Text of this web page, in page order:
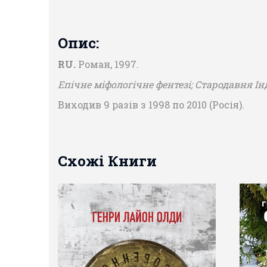
Опис:
RU. Роман, 1997.
Епічне міфологічне фентезі; Стародавня
Виходив 9 разів з 1998 по 2010 (Росія).
Схожі Книги